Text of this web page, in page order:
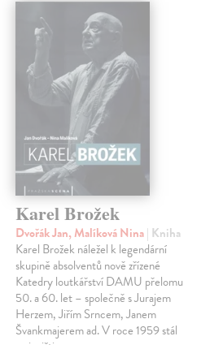
Karel Brožek
Dvořák Jan, Malíková Nina| Kniha
Karel Brožek náležel k legendární
skupině absolventů nově zřízené
Katedry loutkářství DAMU přelomu
50. a 60. let – společně s Jurajem
Herzem, Jiřím Srncem, Janem
Švankmajerem ad. V roce 1959 stál